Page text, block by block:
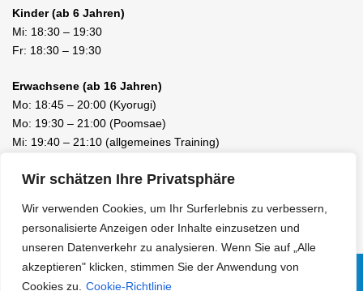
Wir schätzen Ihre Privatsphäre
Wir verwenden Cookies, um Ihr Surferlebnis zu verbessern,
personalisierte Anzeigen oder Inhalte einzusetzen und
unseren Datenverkehr zu analysieren. Wenn Sie auf „Alle
akzeptieren" klicken, stimmen Sie der Anwendung von
Cookies zu.
Cookie-Richtlinie
Kinder (ab 6 Jahren)
Mi: 18:30 – 19:30
Fr: 18:30 – 19:30
Erwachsene (ab 16 Jahren)
Mo: 18:45 – 20:00 (Kyorugi)
Mo: 19:30 – 21:00 (Poomsae)
Mi: 19:40 – 21:10 (allgemeines Training)